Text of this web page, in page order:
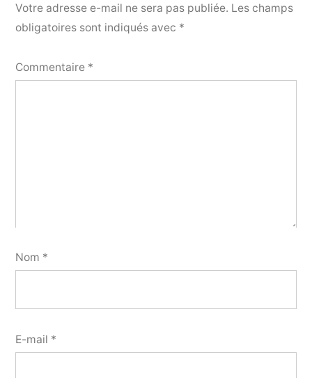
Votre adresse e-mail ne sera pas publiée. Les champs
obligatoires sont indiqués avec *
Commentaire *
Nom *
E-mail *